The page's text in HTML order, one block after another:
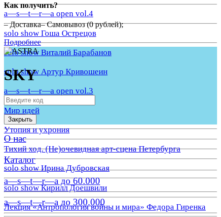
a—s—t—r—a open vol.4
solo show Гоша Острецов
solo show Виталий Барабанов
solo show Артур Кривошеин
a—s—t—r—a open vol.3
Мир идей
Утопия и ухрония
Тихий ход. (Не)очевидная арт-сцена Петербурга
solo show Ирина Дубровская
solo show Кирилл Доешвили
Лекция «Антропология войны и мира» Федора Гиренка
Как получить?
– Доставка– Самовывоз (0 рублей);
Подробнее
SKY
Закрыть
О нас
Каталог
a—s—t—r—a до 60.000
a—s—t—r—a до 300.000